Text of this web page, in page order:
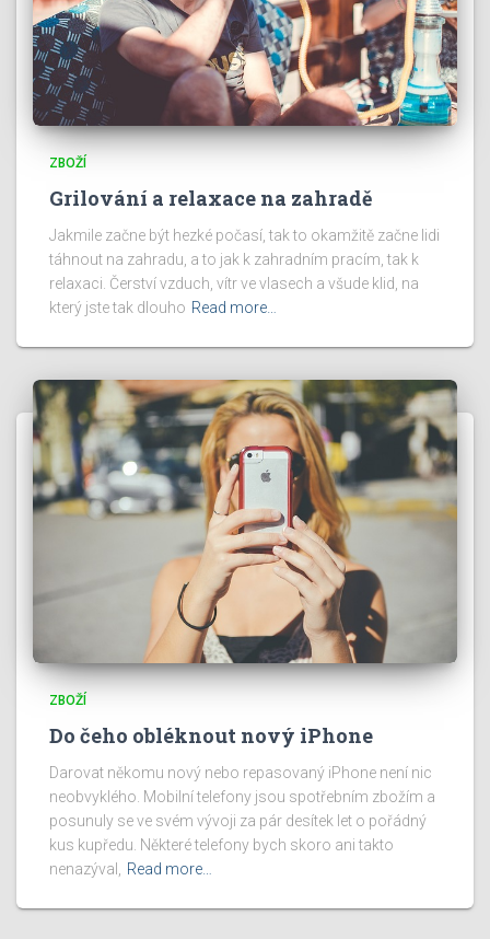
ZBOŽÍ
Grilování a relaxace na zahradě
Jakmile začne být hezké počasí, tak to okamžitě začne lidi
táhnout na zahradu, a to jak k zahradním pracím, tak k
relaxaci. Čerství vzduch, vítr ve vlasech a všude klid, na
který jste tak dlouho Read more…
ZBOŽÍ
Do čeho obléknout nový iPhone
Darovat někomu nový nebo repasovaný iPhone není nic
neobvyklého. Mobilní telefony jsou spotřebním zbožím a
posunuly se ve svém vývoji za pár desítek let o pořádný
kus kupředu. Některé telefony bych skoro ani takto
nenazýval,
Read more…